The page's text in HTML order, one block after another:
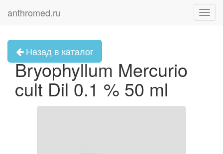
anthromed.ru
Назад в каталог
Bryophyllum Mercurio
cult Dil 0.1 % 50 ml